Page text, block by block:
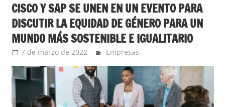
CISCO Y SAP SE UNEN EN UN EVENTO PARA
DISCUTIR LA EQUIDAD DE GÉNERO PARA UN
MUNDO MÁS SOSTENIBLE E IGUALITARIO
7 de marzo de 2022 Ernesto Herrera
Empresas